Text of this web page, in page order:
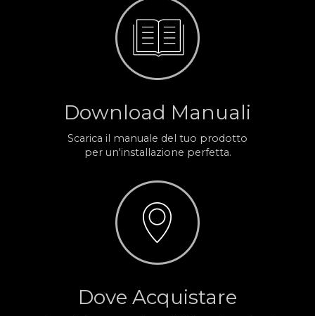
Download Manuali
Scarica il manuale del tuo prodotto
per un'installazione perfetta.
Dove Acquistare